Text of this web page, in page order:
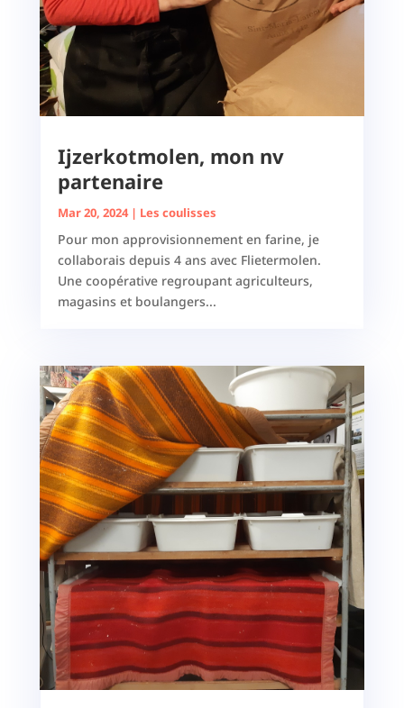
Ijzerkotmolen, mon nv
partenaire
Mar 20, 2024| Les coulisses
Pour mon approvisionnement en farine, je
collaborais depuis 4 ans avec Flietermolen.
Une coopérative regroupant agriculteurs,
magasins et boulangers...